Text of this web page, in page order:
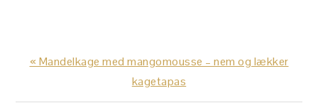
Previous
« Mandelkage med mangomousse – nem og lækker
kagetapas